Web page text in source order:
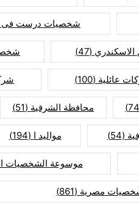
شخصيات درست فى
(47)
عائلية (100)
محافظة الشرقية (51)
(54) مواليد ا (194)
موسوعة الشخصيات
مصرية (861)